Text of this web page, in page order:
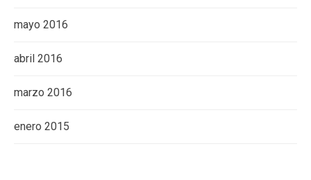
mayo 2016
abril 2016
marzo 2016
enero 2015